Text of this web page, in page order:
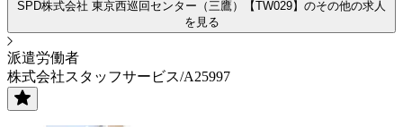
SPD株式会社 東京西巡回センター（三鷹）【TW029】のその他の求人
を見る
派遣労働者
株式会社スタッフサービス/A25997